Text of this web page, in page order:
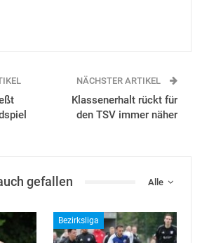
NÄCHSTER ARTIKEL
Klassenerhalt rückt für
den TSV immer näher
Alle
gefallen
Bezirksliga